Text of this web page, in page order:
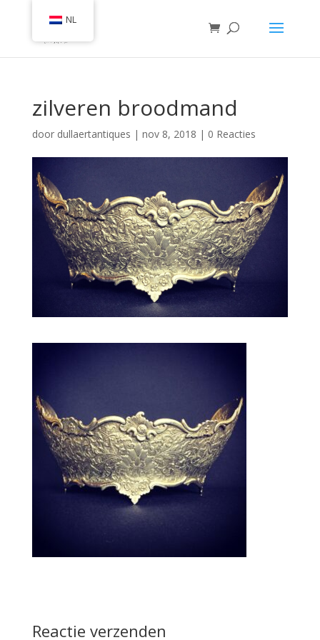
zilveren broodmand
door dullaertantiques | nov 8, 2018 | 0 Reacties
Reactie verzenden
NL